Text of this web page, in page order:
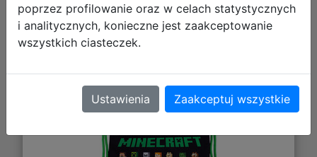
Astra Minecraft Plecak Worek
Szkolny Na Sznurkach 507020200
poprzez profilowanie oraz w celach statystycznych
i analitycznych, konieczne jest zaakceptowanie
wszystkich ciasteczek.
Ustawienia Zaakceptuj wszystkie